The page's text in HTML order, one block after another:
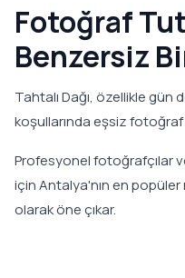
Fotoğraf
Benzersiz
Tahtalı Dağı, özellikle gün
koşullarında eşsiz fotoğraf
Profesyonel fotoğrafçılar
için Antalya'nın en
olarak öne çıkar.